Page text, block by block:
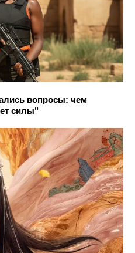
вопросы: чем
силы"